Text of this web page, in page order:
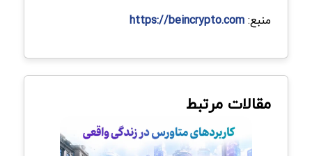
منبع:https://beincrypto.com
مقالات مرتبط